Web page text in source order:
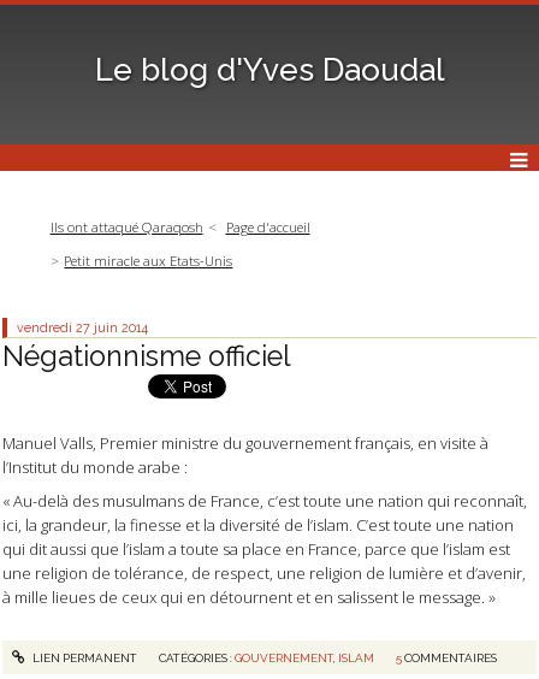
Le blog d'Yves Daoudal
Ils ont attaqué Qaraqosh
Page d'accueil
Petit miracle aux Etats-Unis
vendredi 27 juin 2014
Négationnisme officiel
Manuel Valls, Premier ministre du gouvernement français, en visite à
l’Institut du monde arabe :
« Au-delà des musulmans de France, c’est toute une nation qui reconnaît,
ici, la grandeur, la finesse et la diversité de l’islam. C’est toute une nation
qui dit aussi que l’islam a toute sa place en France, parce que l’islam est
une religion de tolérance, de respect, une religion de lumière et d’avenir,
à mille lieues de ceux qui en détournent et en salissent le message. »
LIEN PERMANENT CATÉGORIES :GOUVERNEMENT, ISLAM 5COMMENTAIRES